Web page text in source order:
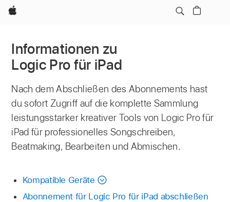
Apple
Informationen zu
Logic Pro für iPad
Nach dem Abschließen des Abonnements hast
du sofort Zugriff auf die komplette Sammlung
leistungsstarker kreativer Tools von Logic Pro für
iPad für professionelles Songschreiben,
Beatmaking, Bearbeiten und Abmischen.
Kompatible Geräte
Abonnement für Logic Pro für iPad abschließen